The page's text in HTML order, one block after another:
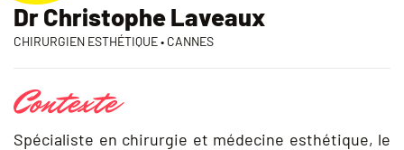
Dr Christophe Laveaux
CHIRURGIEN ESTHÉTIQUE • CANNES
Contexte
Spécialiste en chirurgie et médecine esthétique, le